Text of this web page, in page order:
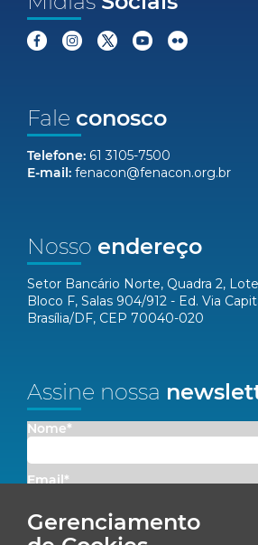
Gerenciamento
Fale conosco
Telefone: 61 3105-7500
E-mail: fenacon@fenacon.org.br
Nosso endereço
Setor Bancário Norte, Quadra 2, Lote
Bloco F, Salas 904/912 - Ed. Via
Brasília/DF, CEP 70040-020
Assine nossa
Nome*
Email*
Concordo em receber comunicações da